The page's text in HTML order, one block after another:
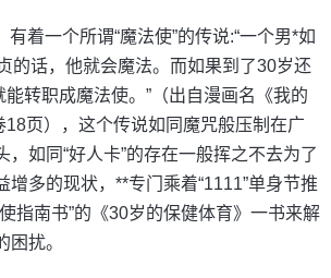
有着一个所谓“魔法使”的传说:“一个男*如
的话，他就会魔法。而如果到了30岁还
转职成魔法使。”（出自漫画名《我的
18页），这个传说如同魔咒般压制在广
，如同“好人卡”的存在一般挥之不去为了
增多的现状，**专门乘着“1111”单身节推
指南书”的《30岁的保健体育》一书来解
困扰。